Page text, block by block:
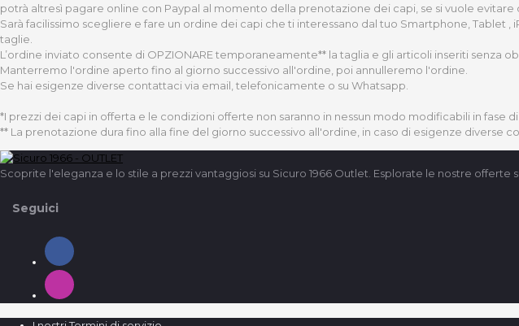
potrà altresì pagare online con Paypal al momento della prenotazione dei capi, se si vuole evitare
Sarà facilissimo scegliere e fare un ordine dei capi che ti interessano dal tuo Smartphone,
taglie.
L’ordine inviato consente di OPZIONARE temporaneamente** la taglia e gli articoli inseriti senza
Manterremo l'ordine aperto fino al giorno successivo all'ordine, poi annulleremo l'ordine.
Se hai esigenze diverse contattaci via email, telefonicamente o su Whatsapp.
*I prezzi dei capi in offerta e le condizioni offerte non saranno in nessun modo modificabili in fase di
** La prenotazione dura fino alla fine del giorno successivo all'ordine, in caso di esigenze diverse
Scoprite l'eleganza e lo stile a prezzi vantaggiosi su Sicuro 1966 Outlet. Esplorate le nostre
Seguici